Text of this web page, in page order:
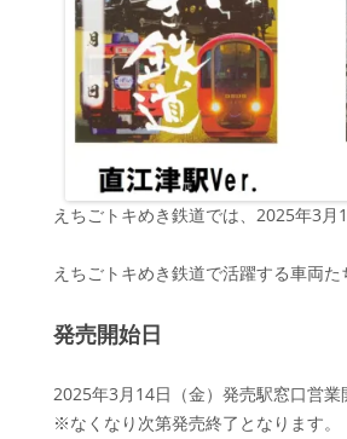
えちごトキめき鉄道では、2025年3月
えちごトキめき鉄道で活躍する車両
発売開始日
2025年3月14日（金）発売駅窓口営業
※なくなり次第発売終了となります。